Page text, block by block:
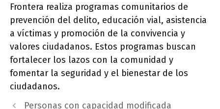
Frontera realiza programas comunitarios de
prevención del delito, educación vial, asistencia
a víctimas y promoción de la convivencia y
valores ciudadanos. Estos programas buscan
fortalecer los lazos con la comunidad y
fomentar la seguridad y el bienestar de los
ciudadanos.
Personas con capacidad modificada